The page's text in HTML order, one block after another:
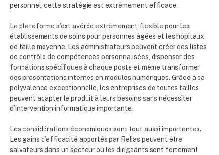
personnel, cette stratégie est extrêmement efficace.
La plateforme s’est avérée extrêmement flexible pour les
établissements de soins pour personnes âgées et les hôpitaux
de taille moyenne. Les administrateurs peuvent créer des listes
de contrôle de compétences personnalisées, dispenser des
formations spécifiques à chaque poste et même transformer
des présentations internes en modules numériques. Grâce à sa
polyvalence exceptionnelle, les entreprises de toutes tailles
peuvent adapter le produit à leurs besoins sans nécessiter
d’intervention informatique importante.
Les considérations économiques sont tout aussi importantes.
Les gains d’efficacité apportés par Relias peuvent être
salvateurs dans un secteur où les dirigeants sont fortement